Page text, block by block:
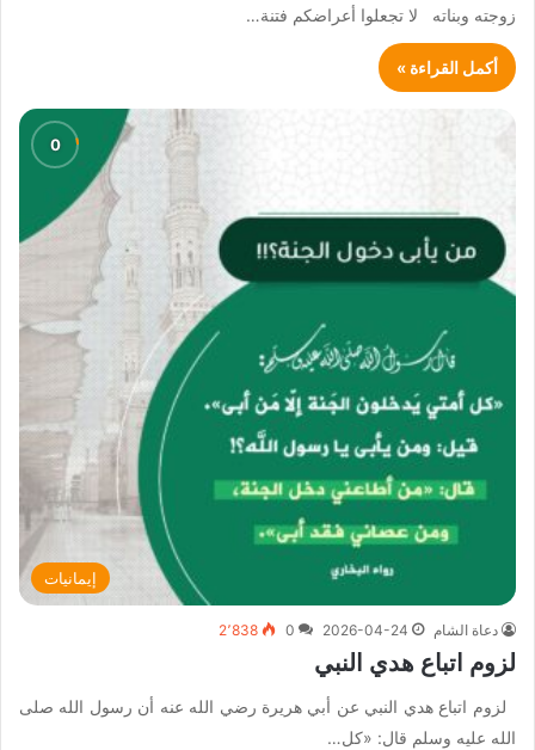
زوجته وبناته لا تجعلوا أعراضكم فتنة…
أكمل القراءة »
إيمانيات
دعاة الشام 2026-04-24
0 2٬838
لزوم اتباع هدي النبي
لزوم اتباع هدي النبي عن أبي هريرة رضي الله عنه أن رسول الله صلى
الله عليه وسلم قال: «كل…